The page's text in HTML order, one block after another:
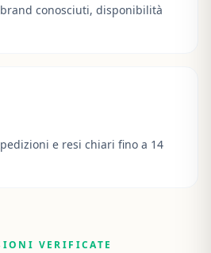
conosciuti, disponibilità
e resi chiari fino a 14
VERIFICATE